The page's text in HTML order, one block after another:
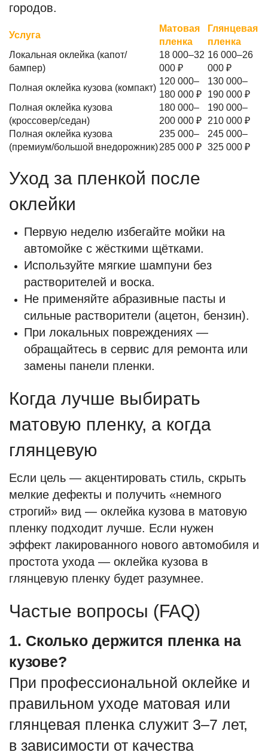
городов.
Услуга
Матовая
пленка
Глянцевая
пленка
Локальная оклейка (капот/
бампер)
18 000–32
000 ₽
16 000–26
000 ₽
Полная оклейка кузова (компакт)
120 000–
180 000 ₽
130 000–
190 000 ₽
Полная оклейка кузова
(кроссовер/седан)
180 000–
200 000 ₽
190 000–
210 000 ₽
Полная оклейка кузова
(премиум/большой внедорожник)
235 000–
285 000 ₽
245 000–
325 000 ₽
Уход за пленкой после
оклейки
Первую неделю избегайте мойки на
автомойке с жёсткими щётками.
Используйте мягкие шампуни без
растворителей и воска.
Не применяйте абразивные пасты и
сильные растворители (ацетон, бензин).
При локальных повреждениях —
обращайтесь в сервис для ремонта или
замены панели пленки.
Когда лучше выбирать
матовую пленку, а когда
глянцевую
Если цель — акцентировать стиль, скрыть
мелкие дефекты и получить «немного
строгий» вид — оклейка кузова в матовую
пленку подходит лучше. Если нужен
эффект лакированного нового автомобиля и
простота ухода — оклейка кузова в
глянцевую пленку будет разумнее.
Частые вопросы (FAQ)
1. Сколько держится пленка на
кузове?
При профессиональной оклейке и
правильном уходе матовая или
глянцевая пленка служит 3–7 лет,
в зависимости от качества